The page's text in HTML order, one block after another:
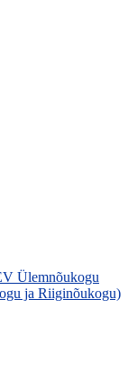
Ülemnõukogu
ja Riiginõukogu)